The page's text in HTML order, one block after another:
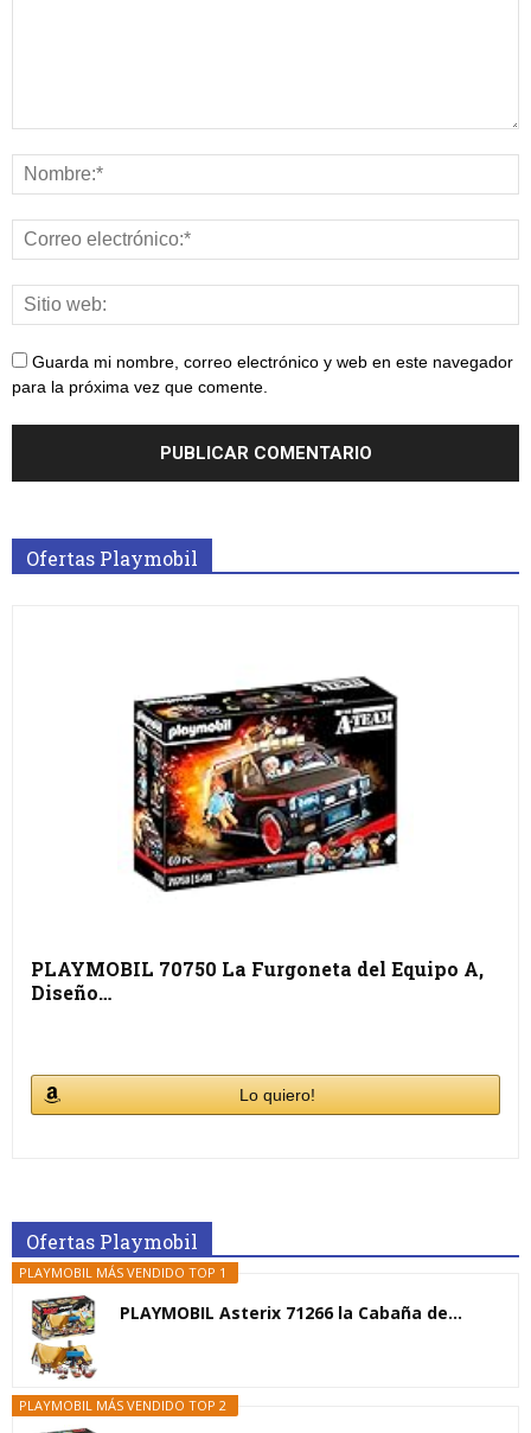
Guarda mi nombre, correo electrónico y web en este navegador
para la próxima vez que comente.
Ofertas Playmobil
PLAYMOBIL 70750 La Furgoneta del Equipo A,
Diseño…
Lo quiero!
Ofertas Playmobil
PLAYMOBIL MÁS VENDIDO TOP 1
PLAYMOBIL Asterix 71266 la Cabaña de...
PLAYMOBIL MÁS VENDIDO TOP 2